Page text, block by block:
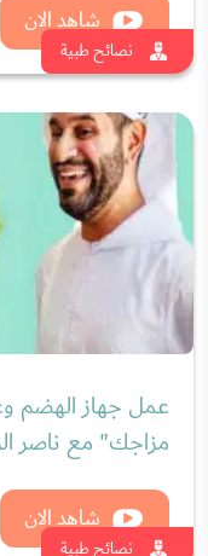
نصائح طبية
فوائد بذور الشيا
السحور مع د.سمر
شاهد الان